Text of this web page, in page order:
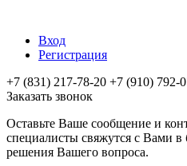
Вход
Регистрация
+7 (831) 217-78-20 +7 (910) 792-
Заказать звонок
Оставьте Ваше сообщение и
специалисты свяжутся с Вами
решения Вашего вопроса.